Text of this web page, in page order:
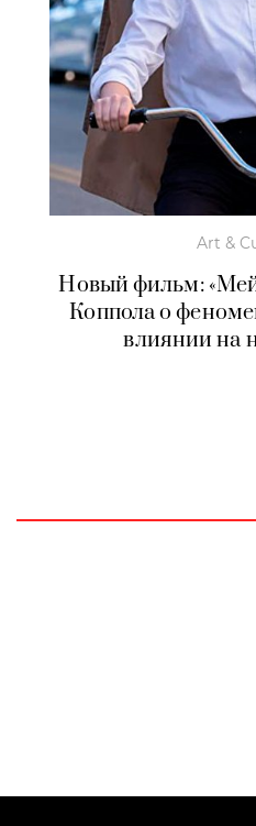
Art &
Новый фильм:
Коппола о
влиянии на